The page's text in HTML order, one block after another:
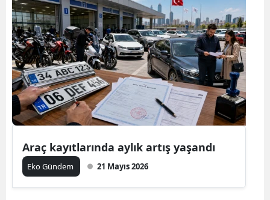
Araç kayıtlarında aylık artış yaşandı
Eko Gündem 21 Mayıs 2026